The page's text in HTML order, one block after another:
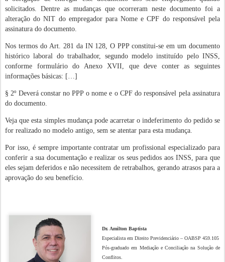
solicitados. Dentre as mudanças que ocorreram neste documento foi a
alteração do NIT do empregador para Nome e CPF do responsável pela
assinatura do documento.
Nos termos do Art. 281 da IN 128, O PPP constitui-se em um documento
histórico laboral do trabalhador, segundo modelo instituído pelo INSS,
conforme formulário do Anexo XVII, que deve conter as seguintes
informações básicas: […]
§ 2º Deverá constar no PPP o nome e o CPF do responsável pela assinatura
do documento.
Veja que esta simples mudança pode acarretar o indeferimento do pedido se
for realizado no modelo antigo, sem se atentar para esta mudança.
Por isso, é sempre importante contratar um profissional especializado para
conferir a sua documentação e realizar os seus pedidos aos INSS, para que
eles sejam deferidos e não necessitem de retrabalhos, gerando atrasos para a
aprovação do seu benefício.
Dr. Amilton Baptista
Especialista em Direito Previdenciário – OABSP 459.105
Pós-graduado em Mediação e Conciliação na Solução de
Conflitos.